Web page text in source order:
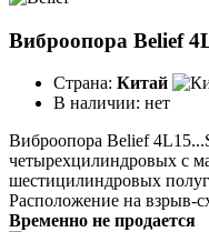
Виброопора Belief
Страна: Китай
В наличии: нет
Виброопора Belief
четырехцилиндровых с
шестицилиндровых
Расположение на взрыв-
Временно не продается